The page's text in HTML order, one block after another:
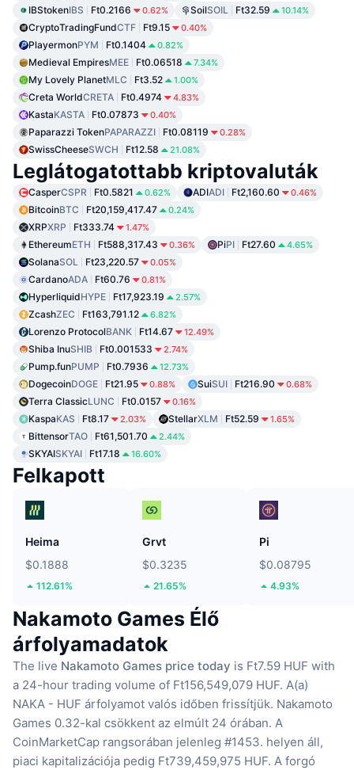
IBStokenIBS Ft0.2166 0.62% SoilSOIL Ft32.59 10.14%
CryptoTradingFundCTF Ft9.15 0.40%
PlayermonPYM Ft0.1404 0.82%
Medieval EmpiresMEE Ft0.06518 7.34%
My Lovely PlanetMLC Ft3.52 1.00%
Creta WorldCRETA Ft0.4974 4.83%
KastaKASTA Ft0.07873 0.40%
Paparazzi TokenPAPARAZZI Ft0.08119 0.28%
SwissCheeseSWCH Ft12.58 21.08%
Leglátogatottabb kriptovaluták
CasperCSPR Ft0.5821 0.62% ADIADI Ft2,160.60 0.46%
BitcoinBTC Ft20,159,417.47 0.24%
XRPXRP Ft333.74 1.47%
EthereumETH Ft588,317.43 0.36% PiPI Ft27.60 4.65%
SolanaSOL Ft23,220.57 0.05%
CardanoADA Ft60.76 0.81%
HyperliquidHYPE Ft17,923.19 2.57%
ZcashZEC Ft163,791.12 6.82%
Lorenzo ProtocolBANK Ft14.67 12.49%
Shiba InuSHIB Ft0.001533 2.74%
Pump.funPUMP Ft0.7936 12.73%
DogecoinDOGE Ft21.95 0.88% SuiSUI Ft216.90 0.68%
Terra ClassicLUNC Ft0.0157 0.16%
KaspaKAS Ft8.17 2.03% StellarXLM Ft52.59 1.65%
BittensorTAO Ft61,501.70 2.44%
SKYAISKYAI Ft17.18 16.60%
Felkapott
Heima
$0.1888
112.61%
Grvt
$0.3235
21.65%
Pi
$0.08795
4.93%
Nakamoto Games Élő
árfolyamadatok
The live Nakamoto Games price today is Ft7.59 HUF with
a 24-hour trading volume of Ft156,549,079 HUF. A(a)
NAKA - HUF árfolyamot valós időben frissítjük. Nakamoto
Games 0.32-kal csökkent az elmúlt 24 órában. A
CoinMarketCap rangsorában jelenleg #1453. helyen áll,
piaci kapitalizációja pedig Ft739,459,975 HUF. A forgó